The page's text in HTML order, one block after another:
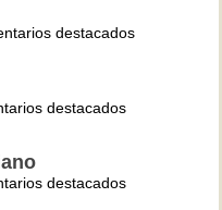
destacados
destacados
destacados